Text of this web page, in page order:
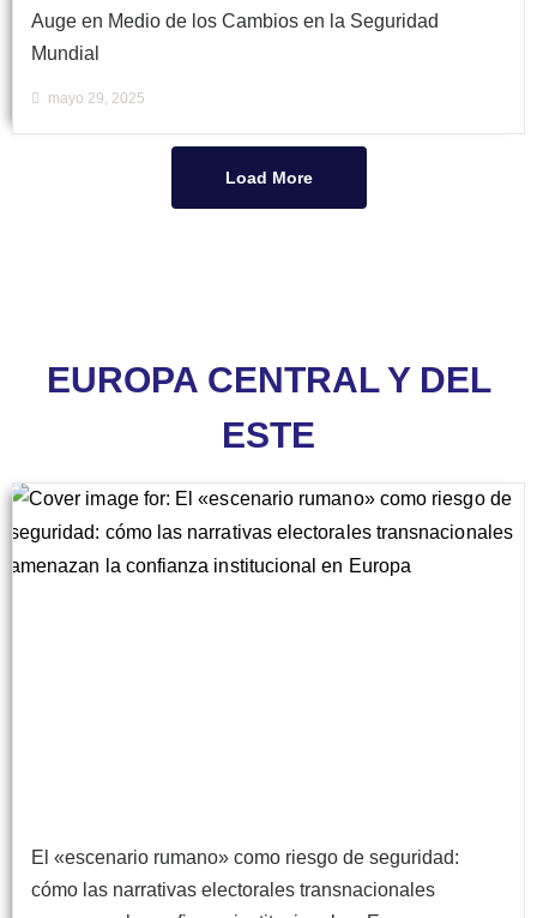
Auge en Medio de los Cambios en la Seguridad
Mundial
mayo 29, 2025
Load More
EUROPA CENTRAL Y DEL
ESTE
El «escenario rumano» como riesgo de seguridad:
cómo las narrativas electorales transnacionales